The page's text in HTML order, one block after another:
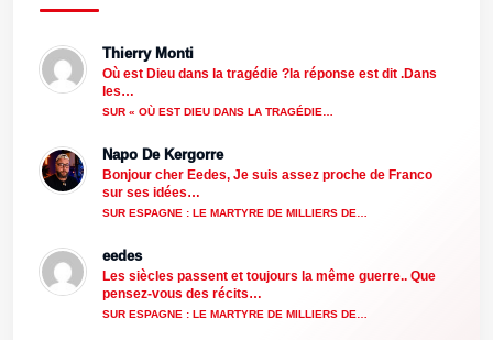
Thierry Monti
Où est Dieu dans la tragédie ?la réponse est dit .Dans
les…
SUR « OÙ EST DIEU DANS LA TRAGÉDIE…
Napo De Kergorre
Bonjour cher Eedes, Je suis assez proche de Franco
sur ses idées…
SUR ESPAGNE : LE MARTYRE DE MILLIERS DE…
eedes
Les siècles passent et toujours la même guerre.. Que
pensez-vous des récits…
SUR ESPAGNE : LE MARTYRE DE MILLIERS DE…